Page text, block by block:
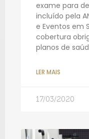
exame para
incluído pela
e Eventos em
cobertura
planos de
LER MAIS
17/03/2020